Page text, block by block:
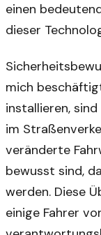
einen
dieser
mich
installieren,
im
veränderte
bewusst sind,
werden. Diese
einige Fahrer